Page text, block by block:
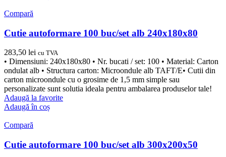
Compară
Cutie autoformare 100 buc/set alb 240x180x80
283,50 lei cu TVA
• Dimensiuni: 240x180x80 • Nr. bucati / set: 100 • Material: Carton
ondulat alb • Structura carton: Microondule alb TAFT/E• Cutii din
carton microondule cu o grosime de 1,5 mm simple sau
personalizate sunt solutia ideala pentru ambalarea produselor tale!
Adaugă la favorite
Adaugă în coș
Compară
Cutie autoformare 100 buc/set alb 300x200x50